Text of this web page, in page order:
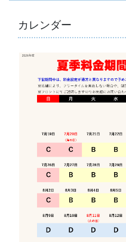
カレンダー